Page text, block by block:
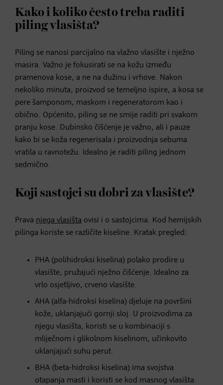
Kako i koliko često treba raditi
piling vlasišta?
Piling se nanosi parcijalno na vlažno vlasište i nježno
masira. Važno je fokusirati se na kožu između
pramenova kose, a ne na dužinu i vrhove. Nakon
nekoliko minuta, proizvod se temeljno ispire, a kosa se
pere šamponom, maskom i regeneratorom kao i
obično. Općenito, piling se ne smije raditi pri svakom
pranju kose. Dubinsko čišćenje je važno, ali i pauze
kako bi se koža regenerisala i proizvodnja sebuma
vratila u ravnotežu. Idealno je raditi piling jednom
sedmično.
Koji sastojci su dobri za vlasište?
Prava njega vlasišta ovisi i o sastojcima. Kod hemijskih
pilinga koriste se različite kiseline. Kratak pregled:
PHA (polihidroksi kiselina) polako prodire u
vlasište, pružajući nježno čišćenje. Idealno za
vrlo osjetljivo, crveno vlasište.
AHA (alfa-hidroksi kiselina) djeluje na površini
kože, uklanjajući gornji sloj. U proizvodima za
njegu vlasišta, koristi se u kombinaciji s
mliječnom i glikolnom kiselinom, učinkovito
uklanjajući suhu perut.
BHA (beta-hidroksi kiselina) ima svojstva
otapanja masti i koristi se kod masnog vlasišta.